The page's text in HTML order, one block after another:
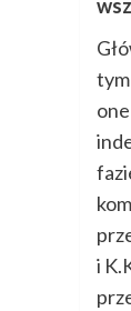
i